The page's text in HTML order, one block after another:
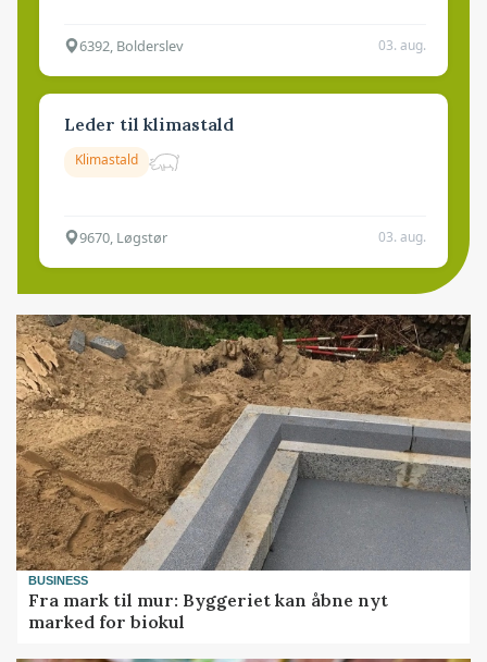
6392, Bolderslev 03. aug.
Leder til klimastald
Klimastald
9670, Løgstør 03. aug.
BUSINESS
Fra mark til mur: Byggeriet kan åbne nyt
marked for biokul